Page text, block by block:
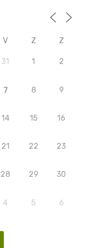
V Z Z
31 1 2
7 8 9
14 15 16
21 22 23
28 29 30
4 5 6